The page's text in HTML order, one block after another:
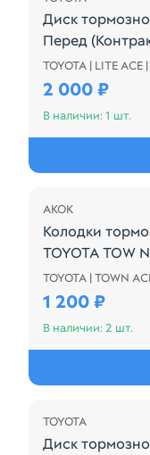
Диск
Перед
Диск
TOYOTA | LITE ACE |
2 000 ₽
В наличии: 1 шт.
Осталась 2 шт.
AKOK
Колодки
TOYOTA TOW
TOYOTA | TOWN
1 200 ₽
В наличии: 2 шт.
TOYOTA
Диск